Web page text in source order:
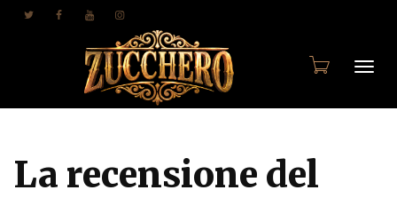
La recensione del